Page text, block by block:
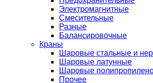
Электромагнитные
Смесительные
Разные
Балансировочные
Краны
Шаровые стальные и
Шаровые латунные
Шаровые
Прочее